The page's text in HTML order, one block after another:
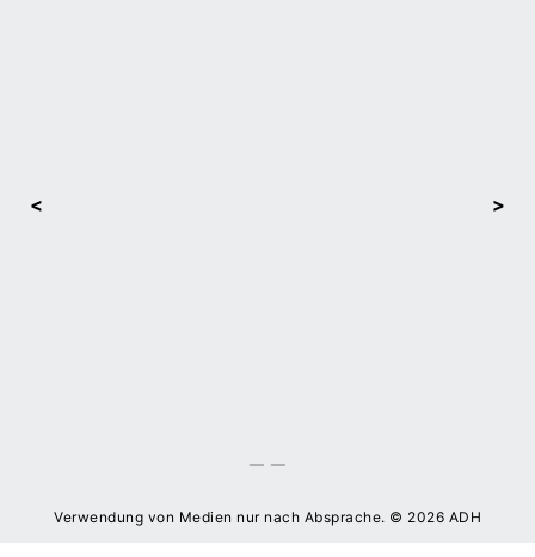
< >
Verwendung von Medien nur nach Absprache. © 2026 ADH